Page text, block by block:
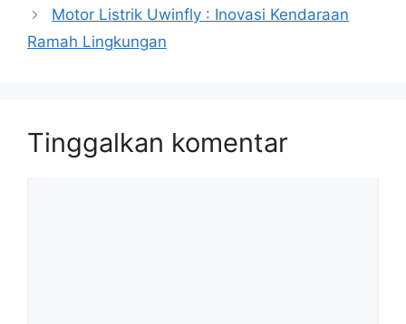
Motor Listrik Uwinfly : Inovasi Kendaraan
Ramah Lingkungan
Tinggalkan komentar